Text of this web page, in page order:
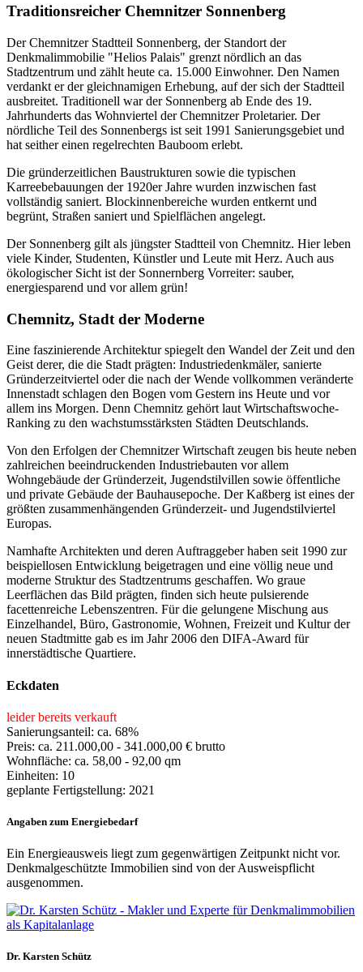
Traditionsreicher Chemnitzer Sonnenberg
Der Chemnitzer Stadtteil Sonnenberg, der Standort der
Denkmalimmobilie "Helios Palais" grenzt nördlich an das
Stadtzentrum und zählt heute ca. 15.000 Einwohner. Den Namen
verdankt er der gleichnamigen Erhebung, auf der sich der Stadtteil
ausbreitet. Traditionell war der Sonnenberg ab Ende des 19.
Jahrhunderts das Wohnviertel der Chemnitzer Proletarier. Der
nördliche Teil des Sonnenbergs ist seit 1991 Sanierungsgebiet und
hat seither einen regelrechten Bauboom erlebt.
Die gründerzeitlichen Baustrukturen sowie die typischen
Karreebebauungen der 1920er Jahre wurden inzwischen fast
vollständig saniert. Blockinnenbereiche wurden entkernt und
begrünt, Straßen saniert und Spielflächen angelegt.
Der Sonnenberg gilt als jüngster Stadtteil von Chemnitz. Hier leben
viele Kinder, Studenten, Künstler und Leute mit Herz. Auch aus
ökologischer Sicht ist der Sonnernberg Vorreiter: sauber,
energiesparend und vor allem grün!
Chemnitz, Stadt der Moderne
Eine faszinierende Architektur spiegelt den Wandel der Zeit und den
Geist derer, die die Stadt prägten: Industriedenkmäler, sanierte
Gründerzeitviertel oder die nach der Wende vollkommen veränderte
Innenstadt schlagen den Bogen vom Gestern ins Heute und vor
allem ins Morgen. Denn Chemnitz gehört laut Wirtschaftswoche-
Ranking zu den wachstumsstärksten Städten Deutschlands.
Von den Erfolgen der Chemnitzer Wirtschaft zeugen bis heute neben
zahlreichen beeindruckenden Industriebauten vor allem
Wohngebäude der Gründerzeit, Jugendstilvillen sowie öffentliche
und private Gebäude der Bauhausepoche. Der Kaßberg ist eines der
größten zusammenhängenden Gründerzeit- und Jugendstilviertel
Europas.
Namhafte Architekten und deren Auftraggeber haben seit 1990 zur
beispiellosen Entwicklung beigetragen und eine völlig neue und
moderne Struktur des Stadtzentrums geschaffen. Wo graue
Leerflächen das Bild prägten, finden sich heute pulsierende
facettenreiche Lebenszentren. Für die gelungene Mischung aus
Einzelhandel, Büro, Gastronomie, Wohnen, Freizeit und Kultur der
neuen Stadtmitte gab es im Jahr 2006 den DIFA-Award für
innerstädtische Quartiere.
Eckdaten
leider bereits verkauft
Sanierungsanteil: ca. 68%
Preis: ca. 211.000,00 - 341.000,00 € brutto
Wohnfläche: ca. 58,00 - 92,00 qm
Einheiten: 10
geplante Fertigstellung: 2021
Angaben zum Energiebedarf
Ein Energieausweis liegt zum gegenwärtigen Zeitpunkt nicht vor.
Denkmalgeschützte Immobilien sind von der Ausweispflicht
ausgenommen.
Dr. Karsten Schütz